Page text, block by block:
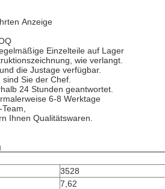
Anzeige
Einzelteile auf Lager
wie verlangt.
die Justage verfügbar.
Sie der Chef.
24 Stunden geantwortet.
6-8 Werktage
Ihnen Qualitätswaren.
3528
7,62